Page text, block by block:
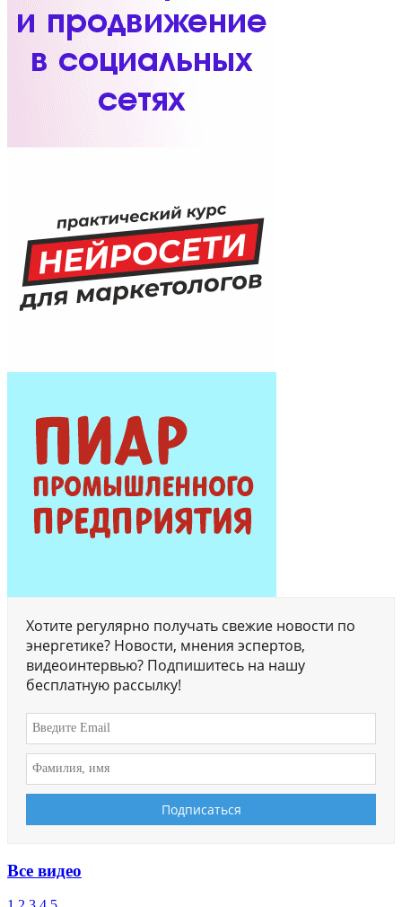
Хотите регулярно получать свежие новости по
энергетике? Новости, мнения эспертов,
видеоинтервью? Подпишитесь на нашу
бесплатную рассылку!
Все видео